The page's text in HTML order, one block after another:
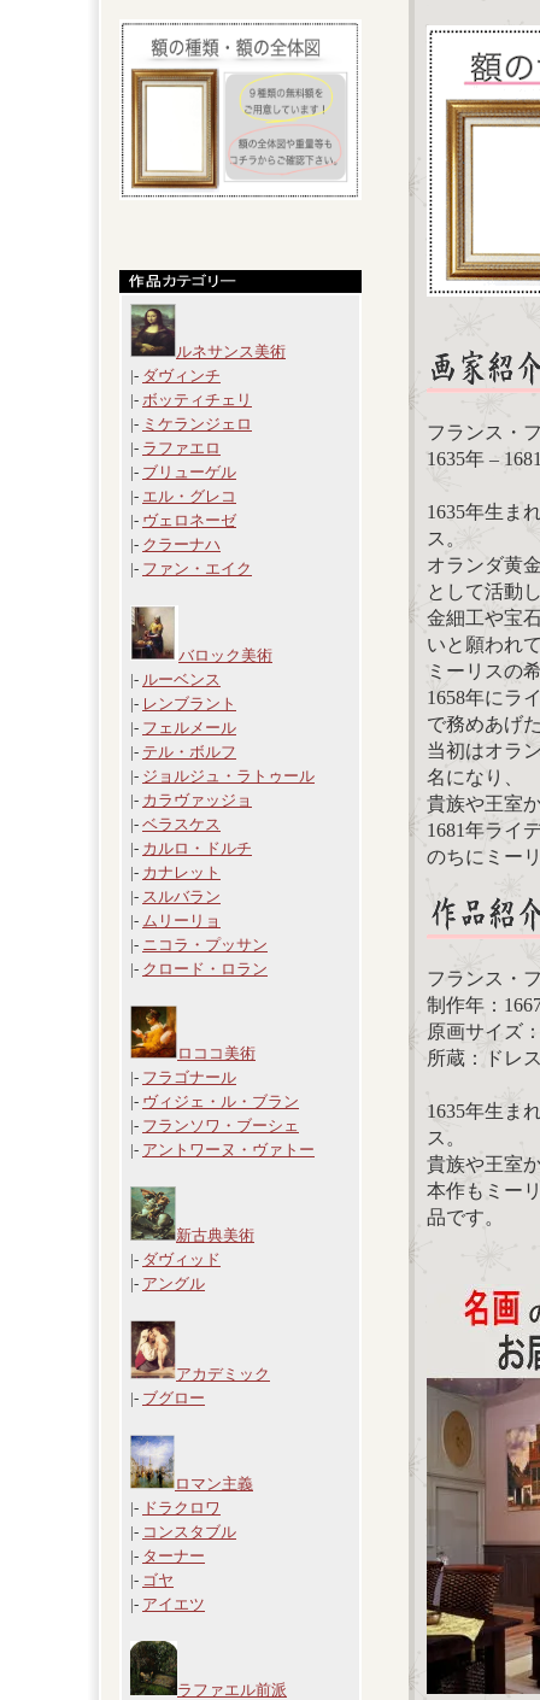
ルネサンス美術
|- ダヴィンチ
|- ボッティチェリ
|- ミケランジェロ
|- ラファエロ
|- ブリューゲル
|- エル・グレコ
|- ヴェロネーゼ
|- クラーナハ
|- ファン・エイク
バロック美術
|- ルーベンス
|- レンブラント
|- フェルメール
|- テル・ボルフ
|- ジョルジュ・ラトゥール
|- カラヴァッジョ
|- ベラスケス
|- カルロ・ドルチ
|- カナレット
|- スルバラン
|- ムリーリョ
|- ニコラ・プッサン
|- クロード・ロラン
ロココ美術
|- フラゴナール
|- ヴィジェ・ル・ブラン
|- フランソワ・ブーシェ
|- アントワーヌ・ヴァトー
新古典美術
|- ダヴィッド
|- アングル
アカデミック
|- ブグロー
ロマン主義
|- ドラクロワ
|- コンスタブル
|- ターナー
|- ゴヤ
|- アイエツ
ラファエル前派
フランス・
1635年 –
1635年生ま
ス。
オランダ黄
として活動
金細工や宝
いと願われ
ミーリスの
1658年にラ
で務めあげ
当初はオラ
名になり、
貴族や王室
1681年ライ
のちにミー
フランス・
制作年：
原画サイズ
所蔵：ドレ
1635年生ま
ス。
貴族や王室
本作もミー
品です。